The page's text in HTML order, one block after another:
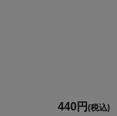
440円 (税込)